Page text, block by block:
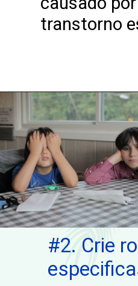
transtorno
#2. Crie